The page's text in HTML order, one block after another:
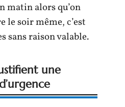
matin alors qu’on
soir même, c’est
sans raison valable.
une